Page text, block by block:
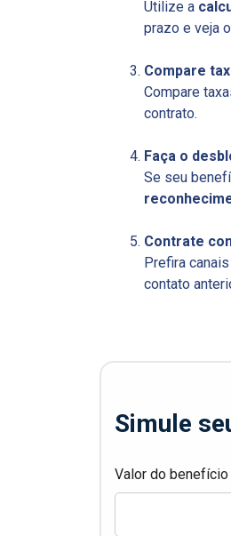
Utilize a
prazo e veja
Compare
Compare
contrato.
Faça o
Se seu
Contrate
Prefira
contato
Simule
Valor do benefício